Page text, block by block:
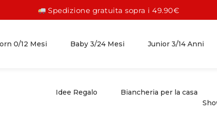
Spedizione gratuita sopra i 49.90€
0/12 Mesi Baby 3/24 Mesi Junior 3/14 Anni
Idee Regalo Biancheria per la casa